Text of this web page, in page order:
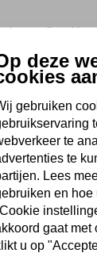
europallets,
en neemt
.
en zorgen
kg, voor
zakken van
deze
gebruiken
te
te
Lees
en hoe
gaat met
u op